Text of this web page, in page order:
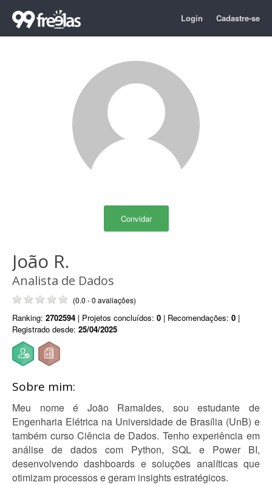
Login Cadastre-se
Convidar
João R.
Analista de Dados
(0.0 - 0 avaliações)
Ranking: 2702594 | Projetos concluídos: 0 | Recomendações: 0 |
Registrado desde: 25/04/2025
Sobre mim:
Meu nome é João Ramaldes, sou estudante de
Engenharia Elétrica na Universidade de Brasília (UnB) e
também curso Ciência de Dados. Tenho experiência em
análise de dados com Python, SQL e Power BI,
desenvolvendo dashboards e soluções analíticas que
otimizam processos e geram insights estratégicos.